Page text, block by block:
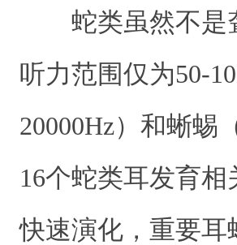
蛇类虽然不是
听力范围仅为50-
20000Hz）和蜥蜴
16个蛇类耳发育
快速演化，重要耳